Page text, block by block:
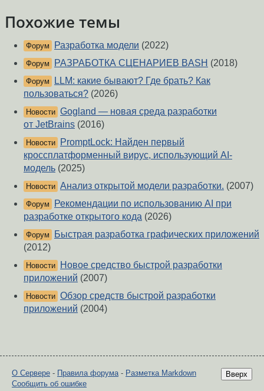
Похожие темы
Форум Разработка модели (2022)
Форум РАЗРАБОТКА СЦЕНАРИЕВ BASH (2018)
Форум
LLM: какие бывают? Где брать? Как
пользоваться? (2026)
Новости Gogland — новая среда разработки
от JetBrains (2016)
Новости
PromptLock: Найден первый
кроссплатформенный вирус, использующий AI-
модель (2025)
Новости Анализ открытой модели разработки. (2007)
Форум
Рекомендации по использованию AI при
разработке открытого кода (2026)
Форум
Быстрая разработка графических приложений
(2012)
Новости
Новое средство быстрой разработки
приложений (2007)
Новости Обзор средств быстрой разработки
приложений (2004)
Вверх
О Сервере - Правила форума- Разметка Markdown
Сообщить об ошибке